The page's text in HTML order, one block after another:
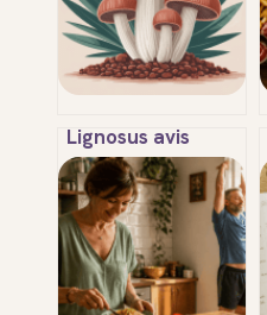
Lignosus avis
médical ce qu’en
disent vraiment
les professionnels
de santé